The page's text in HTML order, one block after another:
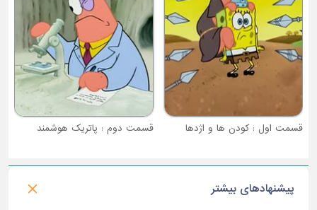
قسمت دوم : پاتریک هوشمند
پیشنهادهای بیشتر